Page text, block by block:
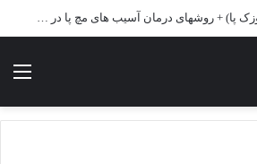
پیچ خوردگی مچ پا (قوزک پا) + روشهای درمان آسیب های مچ پا در خانه!